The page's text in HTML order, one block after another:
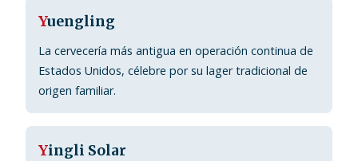
Yuengling
La cervecería más antigua en operación continua de
Estados Unidos, célebre por su lager tradicional de
origen familiar.
Yingli Solar